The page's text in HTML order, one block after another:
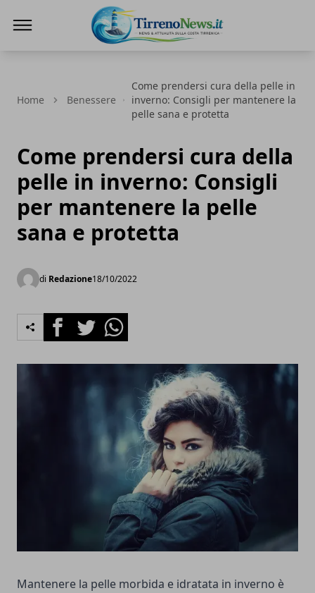
Home Benessere
Come prendersi cura della pelle in
inverno: Consigli per mantenere la
pelle sana e protetta
Come prendersi cura della
pelle in inverno: Consigli
per mantenere la pelle
sana e protetta
di Redazione18/10/2022
FacebookTwitterWhatsapp
Mantenere la pelle morbida e idratata in inverno è